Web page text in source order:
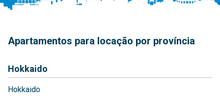
Apartamentos para locação por província
Hokkaido
Hokkaido